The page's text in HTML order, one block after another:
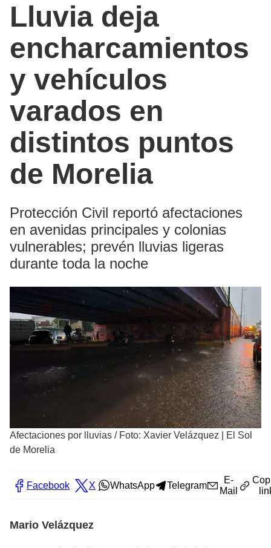
Lluvia deja
encharcamientos
y vehículos
varados en
distintos puntos
de Morelia
Protección Civil reportó afectaciones
en avenidas principales y colonias
vulnerables; prevén lluvias ligeras
durante toda la noche
Afectaciones por lluvias / Foto: Xavier Velázquez | El Sol
de Morelia
Facebook X WhatsApp Telegram
E-
Mail
Mario Velázquez